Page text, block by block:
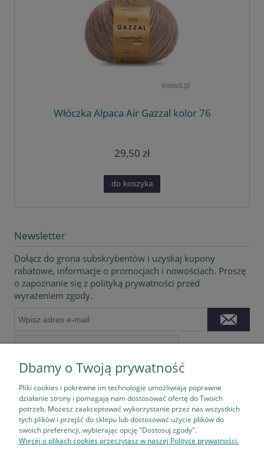
Włóczka Alpaca Air Gazzal kolor 76
29,50 zł
do koszyka
Newsletter
Dołącz do grona subskrybentów i uzyskaj kupony
rabatowe, informacje o promocjach i nowościach. Proszę
o zapoznanie się z polityką prywatności przed
wyrażeniem zgody.
Pomoc
Dbamy o Twoją prywatność
Pliki cookies i pokrewne im technologie umożliwiają poprawne
działanie strony i pomagają nam dostosować ofertę do Twoich
potrzeb. Możesz zaakceptować wykorzystanie przez nas wszystkich
tych plików i przejść do sklepu lub dostosować użycie plików do
swoich preferencji, wybierając opcję "Dostosuj zgody".
Więcej o plikach cookies przeczytasz w naszej Polityce prywatności.